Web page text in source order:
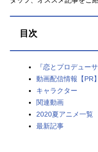
春アニメ
秋アニメ
目次
『恋とプロデュー
動画配信情報【PR】
キャラクター
関連動画
2020夏アニメ一覧
最新記事